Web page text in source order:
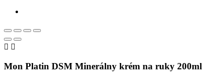
 
Mon Platin DSM Minerálny krém na ruky 200ml